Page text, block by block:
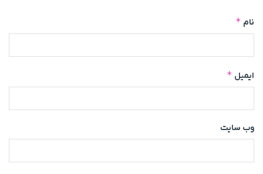
نام *
ایمیل *
وب‌ سایت